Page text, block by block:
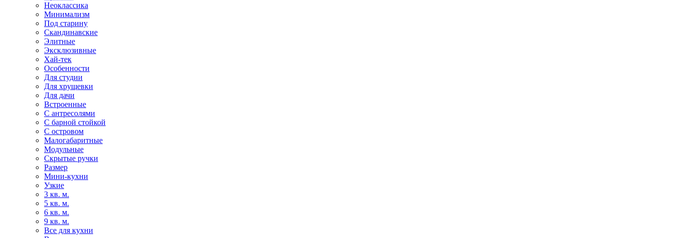
Неоклассика
Минимализм
Под старину
Скандинавские
Элитные
Эксклюзивные
Хай-тек
Особенности
Для студии
Для хрущевки
Для дачи
Встроенные
С антресолями
С барной стойкой
С островом
Малогабаритные
Модульные
Скрытые ручки
Размер
Мини-кухни
Узкие
3 кв. м.
5 кв. м.
6 кв. м.
9 кв. м.
Все для кухни